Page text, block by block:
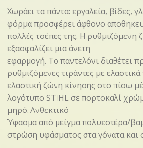
Χωράει τα πάντα: εργαλεία, βίδες,
φόρμα προσφέρει άφθονο
πολλές τσέπες της. Η ρυθμιζόμενη
εξασφαλίζει μια άνετη
εφαρμογή. Το παντελόνι διαθέτει
ρυθμιζόμενες τιράντες με ελαστικά
ελαστική ζώνη κίνησης στο πίσω
λογότυπο STIHL σε πορτοκαλί
μηρό. Ανθεκτικό
Ύφασμα από μείγμα πολυεστέρα/
στρώση υφάσματος στα γόνατα και